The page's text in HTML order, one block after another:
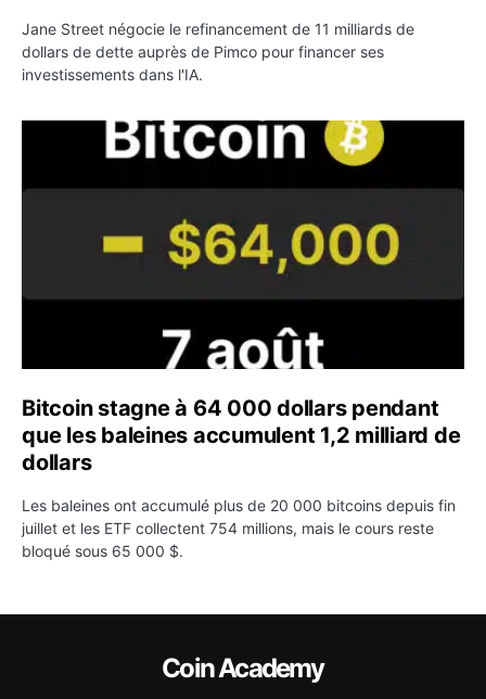
Jane Street négocie le refinancement de 11 milliards de
dollars de dette auprès de Pimco pour financer ses
investissements dans l'IA.
Bitcoin stagne à 64 000 dollars pendant que les
Bitcoin stagne à 64 000 dollars pendant
que les baleines accumulent 1,2 milliard de
dollars
Les baleines ont accumulé plus de 20 000 bitcoins depuis fin
juillet et les ETF collectent 754 millions, mais le cours reste
bloqué sous 65 000 $.
Coin Academy